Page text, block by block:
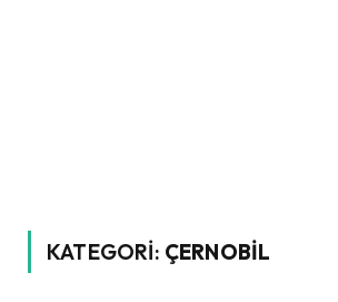
KATEGORI: ÇERNOBIL